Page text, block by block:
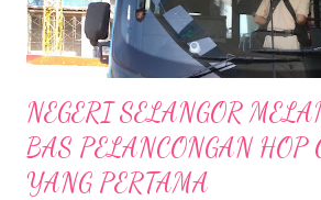
Telenovela kali i...
NEGERI SELANGOR
BAS PELANCONGAN HOP
YANG PERTAMA